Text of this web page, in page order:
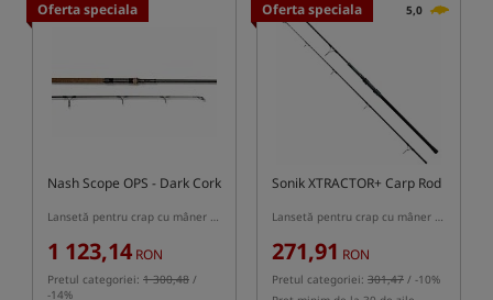
Oferta speciala
Nash Scope OPS - Dark Cork
Lansetă pentru crap cu mâner telescopic
1 123,14 RON
Pretul categoriei: 1 300,48 /
-14%
Oferta speciala 5,0
Sonik XTRACTOR+ Carp Rod
Lansetă pentru crap cu mâner semi-telescopic
271,91 RON
Pretul categoriei: 301,47 / -10%